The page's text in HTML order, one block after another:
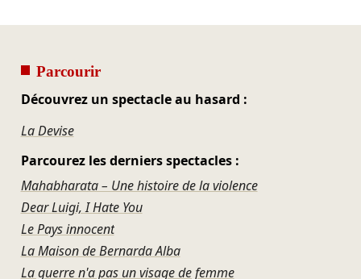
Parcourir
Découvrez un spectacle au hasard :
La Devise
Parcourez les derniers spectacles :
Mahabharata – Une histoire de la violence
Dear Luigi, I Hate You
Le Pays innocent
La Maison de Bernarda Alba
La guerre n'a pas un visage de femme